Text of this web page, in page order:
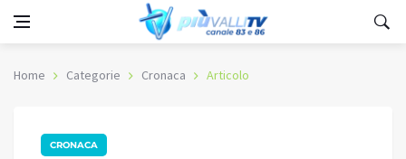
Home Categorie Cronaca Articolo
CRONACA